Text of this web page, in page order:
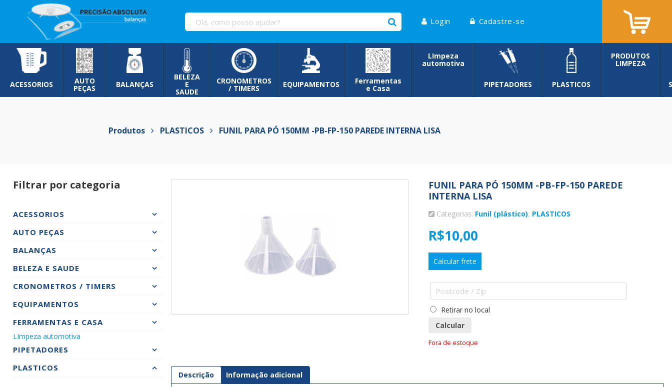
Pular
para
conteúdo
Login Cadastre-se
ACESSORIOS AUTO
PEÇAS BALANÇAS
BELEZA
E
SAUDE
CRONOMETROS
/ TIMERS EQUIPAMENTOS Ferramentas
e Casa
LImpeza
automotiva
PIPETADORES PLASTICOS
PRODUTOS
LIMPEZA
Produtos PLASTICOS FUNIL PARA PÓ 150MM -PB-FP-150 PAREDE INTERNA LISA
Filtrar por categoria
ACESSORIOS
AUTO PEÇAS
BALANÇAS
BELEZA E SAUDE
CRONOMETROS / TIMERS
EQUIPAMENTOS
FERRAMENTAS E CASA
LImpeza automotiva
PIPETADORES
PLASTICOS
FUNIL PARA PÓ 150MM -PB-FP-150 PAREDE
INTERNA LISA
Categorias: Funil (plástico), PLASTICOS
R$10,00
Calcular frete
Retirar no local
Calcular
Fora de estoque
Descrição Informação adicional